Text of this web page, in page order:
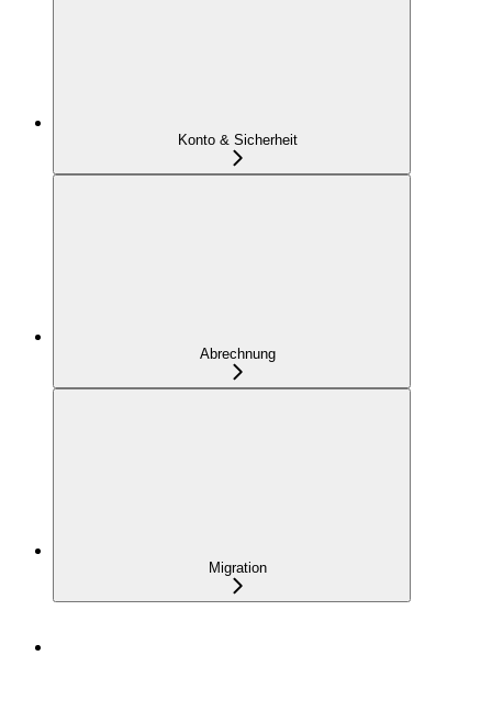
Konto & Sicherheit
Abrechnung
Migration